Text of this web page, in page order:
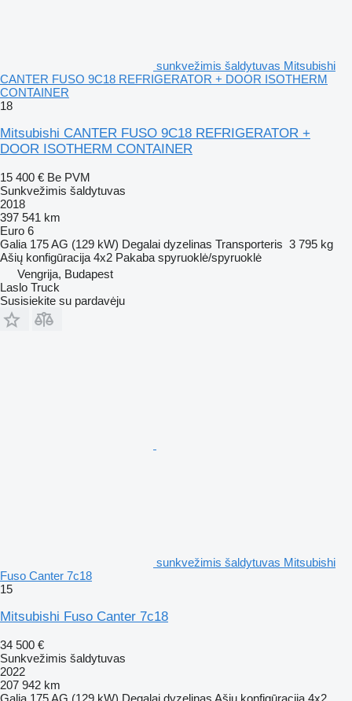
sunkvežimis šaldytuvas Mitsubishi
CANTER FUSO 9C18 REFRIGERATOR + DOOR ISOTHERM
CONTAINER
18
Mitsubishi CANTER FUSO 9C18 REFRIGERATOR +
DOOR ISOTHERM CONTAINER
15 400 € Be PVM
Sunkvežimis šaldytuvas
2018
397 541 km
Euro 6
Galia 175 AG (129 kW) Degalai dyzelinas Transporteris 3 795 kg
Ašių konfigūracija 4x2 Pakaba spyruoklė/spyruoklė
Vengrija, Budapest
Laslo Truck
Susisiekite su pardavėju
sunkvežimis šaldytuvas Mitsubishi
Fuso Canter 7c18
15
Mitsubishi Fuso Canter 7c18
34 500 €
Sunkvežimis šaldytuvas
2022
207 942 km
Galia 175 AG (129 kW) Degalai dyzelinas Ašių konfigūracija 4x2